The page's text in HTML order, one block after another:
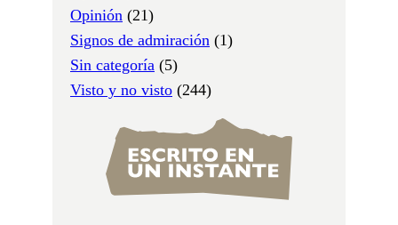
Opinión (21)
Signos de admiración (1)
Sin categoría (5)
Visto y no visto (244)